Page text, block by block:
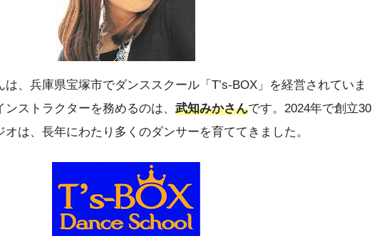
、兵庫県宝塚市でダンススクール「T’s-BOX」を経営されていま
ストラクターを務めるのは、 武知みかさんです。2024年で創立30
は、長年にわたり多くのダンサーを育ててきました。